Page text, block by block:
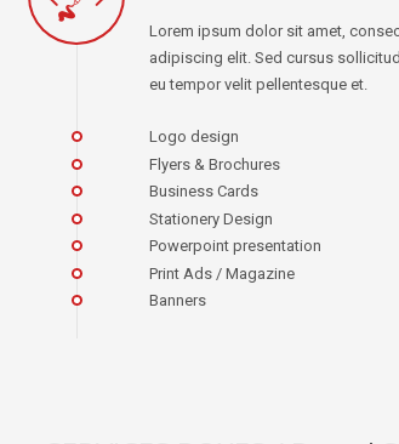
Lorem ipsum dolor sit amet,
adipiscing elit. Sed cursus
eu tempor velit pellentesque et.
Logo design
Flyers & Brochures
Business Cards
Stationery Design
Powerpoint presentation
Print Ads / Magazine
Banners